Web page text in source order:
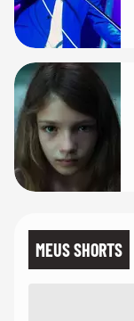
MEUS SHORTS